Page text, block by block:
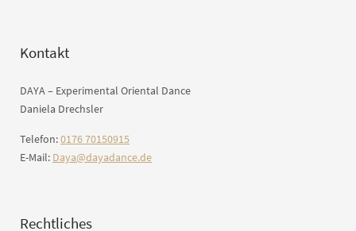
Kontakt
DAYA – Experimental Oriental Dance
Daniela Drechsler
Telefon:0176 70150915
E-Mail: Daya@dayadance.de
Rechtliches